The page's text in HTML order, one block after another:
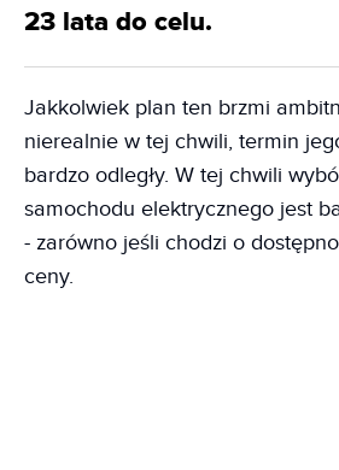
23 lata do celu.
Jakkolwiek plan ten brzmi
nierealnie w tej chwili, termin
bardzo odległy. W tej chwili
samochodu elektrycznego jest
- zarówno jeśli chodzi o
ceny.